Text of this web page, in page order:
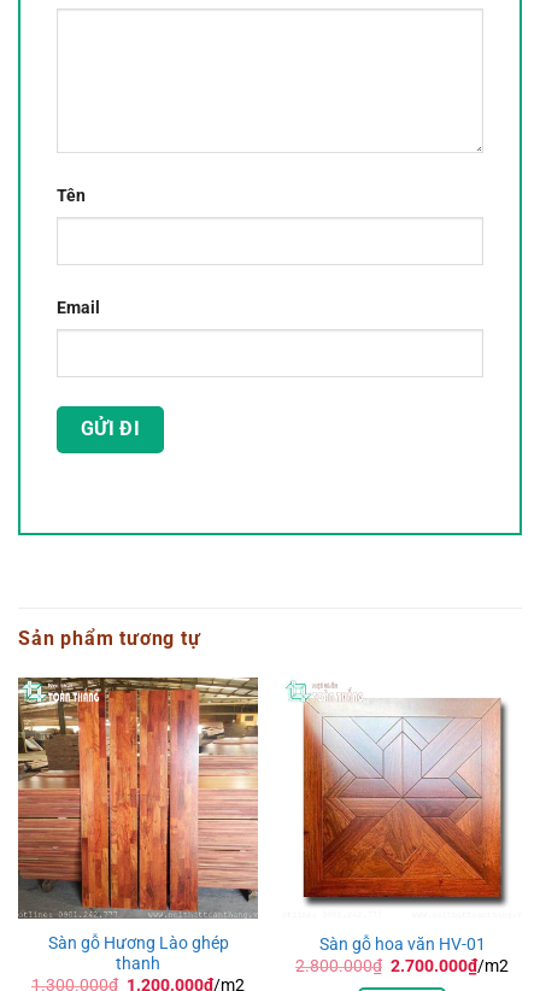
Tên
Email
Sản phẩm tương tự
Sàn gỗ Hương Lào ghép
thanh
1.300.000₫ Giá
1.200.000₫Giá
/m2
Sàn gỗ hoa văn HV-01
2.800.000₫ Giá
2.700.000₫Giá
hiện
/m2